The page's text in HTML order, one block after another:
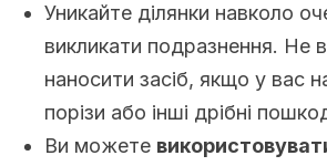
Уникайте ділянки навколо
викликати подразнення. Не
наносити засіб, якщо у вас
порізи або інші дрібні
Ви можете